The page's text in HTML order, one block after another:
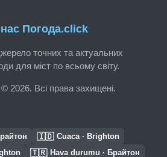
Погода.click
точних та актуальних
для міст по всьому світу.
2026. Всі права захищені.
🇮🇩 Cuaca · Brighton
🇹🇷 Hava durumu · Брайтон